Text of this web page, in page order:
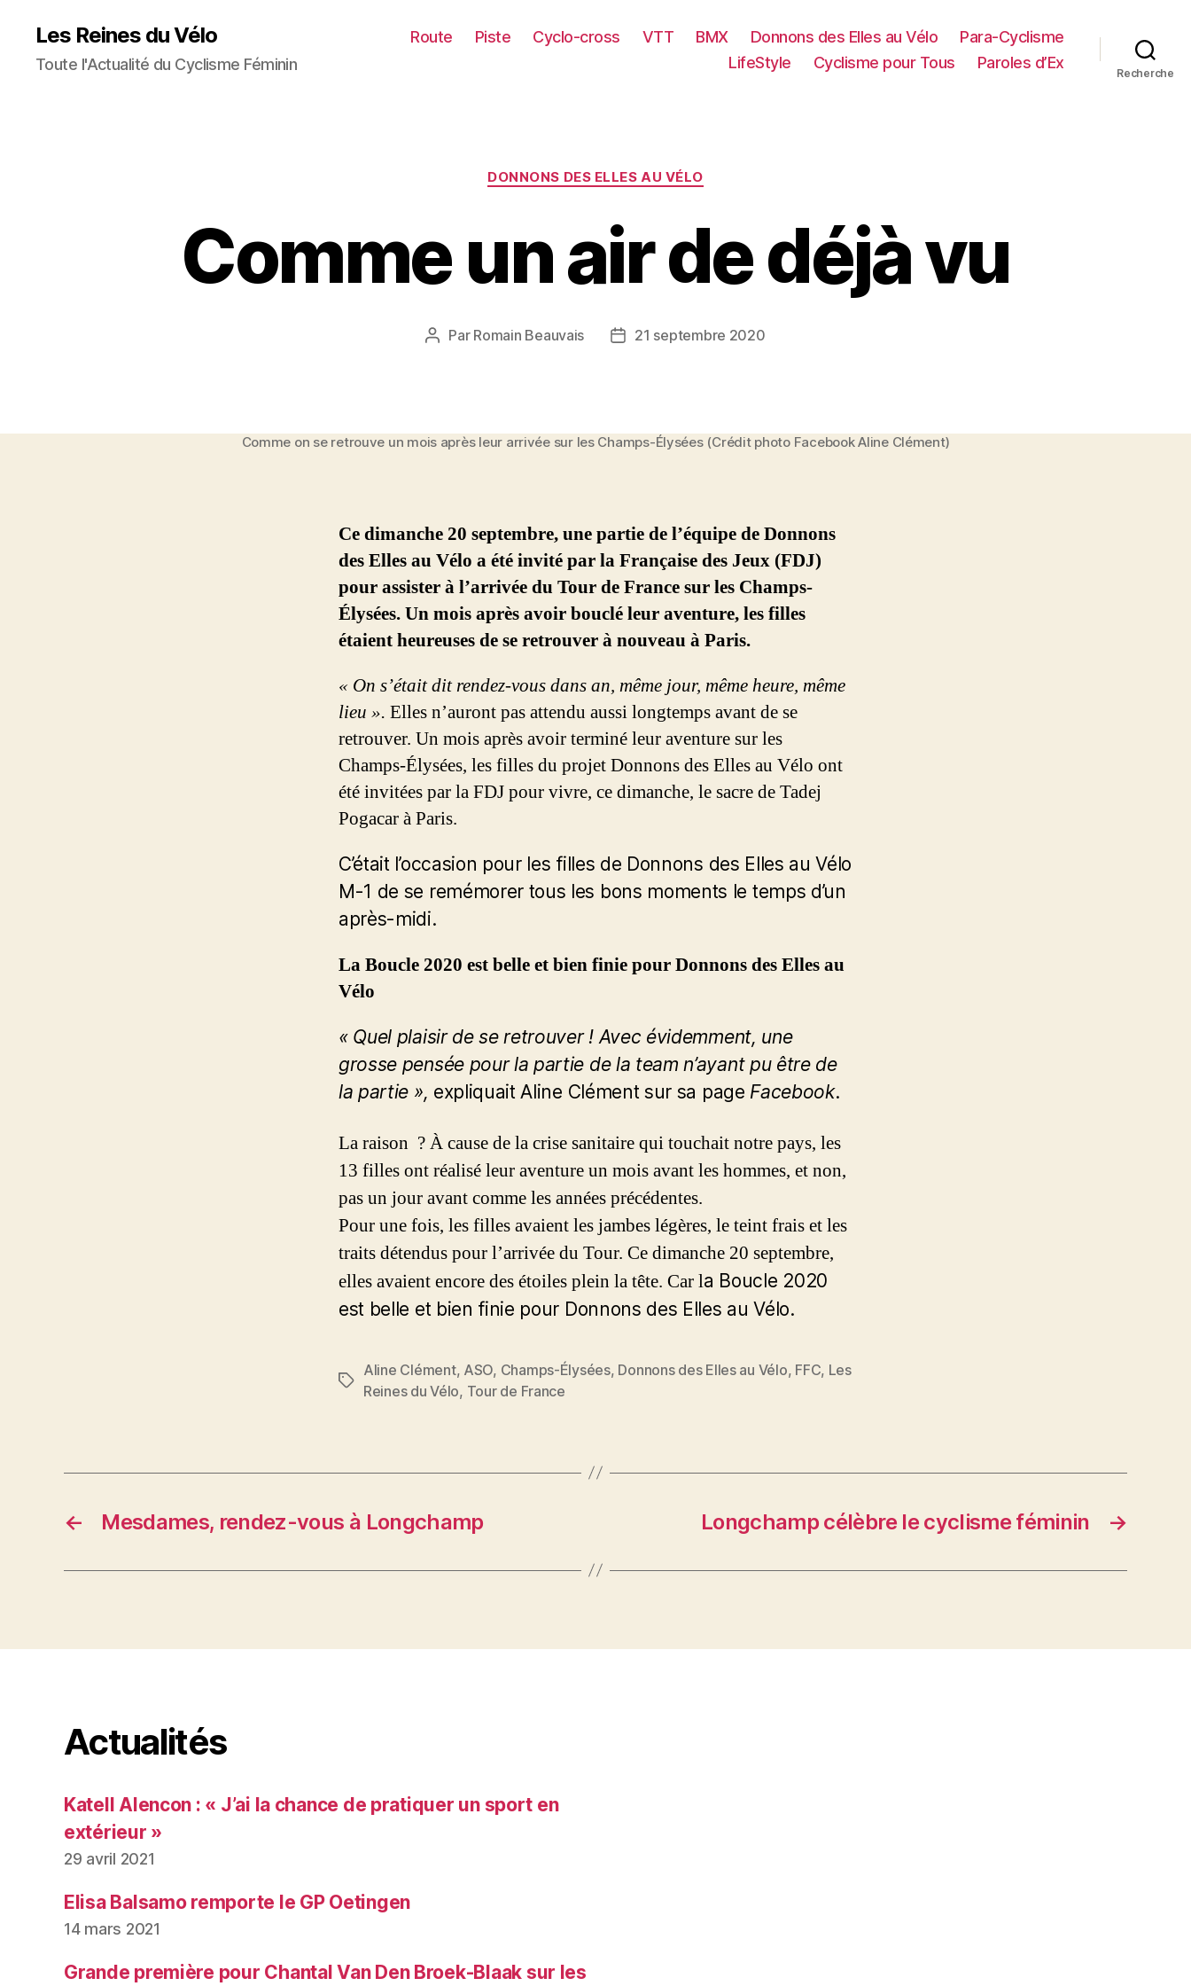
Les Reines du Vélo
Toute l'Actualité du Cyclisme Féminin
Route Piste Cyclo-cross VTT BMX Donnons des Elles au Vélo
Para-Cyclisme
LifeStyle
Cyclisme pour Tous Paroles d’Ex
Recherche
Catégories
DONNONS DES ELLES AU VÉLO
Comme un air de déjà vu
Auteur
Par Romain Beauvais
Date21 septembre 2020
Comme on se retrouve un mois après leur arrivée sur les Champs-Élysées (Crédit photo Facebook Aline Clément)
Ce dimanche 20 septembre, une partie de l’équipe de Donnons
des Elles au Vélo a été invité par la Française des Jeux (FDJ)
pour assister à l’arrivée du Tour de France sur les Champs-
Élysées. Un mois après avoir bouclé leur aventure, les filles
étaient heureuses de se retrouver à nouveau à Paris.
« On s’était dit rendez-vous dans an, même jour, même heure, même
lieu ». Elles n’auront pas attendu aussi longtemps avant de se
retrouver. Un mois après avoir terminé leur aventure sur les
Champs-Élysées, les filles du projet Donnons des Elles au Vélo ont
été invitées par la FDJ pour vivre, ce dimanche, le sacre de Tadej
Pogacar à Paris.
C’était l’occasion pour les filles de Donnons des Elles au Vélo
M-1 de se remémorer tous les bons moments le temps d’un
après-midi.
La Boucle 2020 est belle et bien finie pour Donnons des Elles au
Vélo
« Quel plaisir de se retrouver ! Avec évidemment, une
grosse pensée pour la partie de la team n’ayant pu être de
la partie », expliquait Aline Clément sur sa page Facebook.
La raison ? À cause de la crise sanitaire qui touchait notre pays, les
13 filles ont réalisé leur aventure un mois avant les hommes, et non,
pas un jour avant comme les années précédentes.
Pour une fois, les filles avaient les jambes légères, le teint frais et les
traits détendus pour l’arrivée du Tour. Ce dimanche 20 septembre,
elles avaient encore des étoiles plein la tête. Car la Boucle 2020
est belle et bien finie pour Donnons des Elles au Vélo.
Étiquettes
Aline Clément, ASO, Champs-Élysées, Donnons des Elles au Vélo, FFC, Les
Reines du Vélo, Tour de France
← Mesdames, rendez-vous à Longchamp →
Longchamp célèbre le cyclisme féminin
Actualités
Katell Alencon : « J’ai la chance de pratiquer un sport en
extérieur »
29 avril 2021
Elisa Balsamo remporte le GP Oetingen
14 mars 2021
Grande première pour Chantal Van Den Broek-Blaak sur les